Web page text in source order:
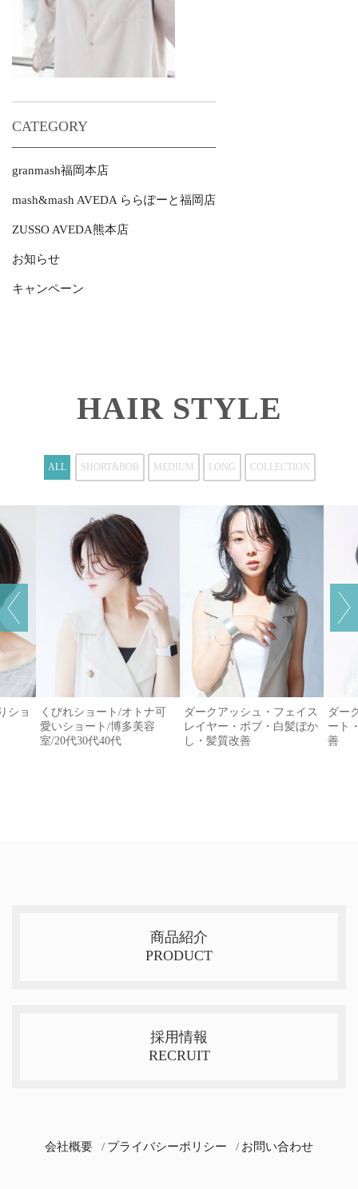
CATEGORY
granmash福岡本店
mash&mash AVEDA ららぽーと福岡店
ZUSSO AVEDA熊本店
お知らせ
キャンペーン
HAIR STYLE
ALL SHORT&BOB MEDIUM LONG COLLECTION
ショ
くびれショート/オトナ可
愛いショート/博多美容
室/20代30代40代
ダークアッシュ・フェイス
レイヤー・ボブ・白髪ぼか
し・髪質改善
ダー
ート
善
商品紹介
PRODUCT
採用情報
RECRUIT
会社概要 プライバシーポリシー お問い合わせ